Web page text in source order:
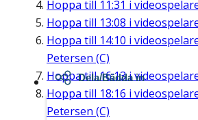
Hoppa till 11:31 i
Hoppa till 13:08 i
Hoppa till 14:10 i
Petersen (C)
Hoppa till16:13i
Hoppa till 18:16 i
Petersen (C)
Dela/Bädda in